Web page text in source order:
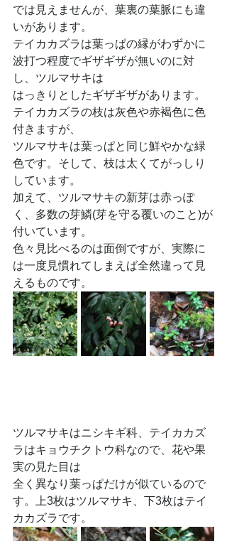
では見えませんが、葉裏の葉脈にも違
いがあります。
テイカカズラは葉っぱの縁がわずかに
波打つ程度でギザギザが無いのに対
し、ツルマサキは
はっきりとしたギザギザがあります。
テイカカズラの枝は灰色や赤褐色に色
付きますが、
ツルマサキは葉っぱと同じ鮮やかな緑
色です。そして、枝は太くてがっしり
しています。
加えて、ツルマサキの新芽は赤っぽ
く、多数の芽鱗(芽を守る覆いのこと)が
付いています。
色々見比べるのは面倒ですが、実際に
は一度見慣れてしまえば全然違って見
えるものです。
ツルマサキはニシキギ科、テイカカズ
ラはキョウチクトウ科なので、花や果
実の見た目は
全く異なり葉っぱだけが似ているので
す。上3枚はツルマサキ、下3枚はテイ
カカズラです。